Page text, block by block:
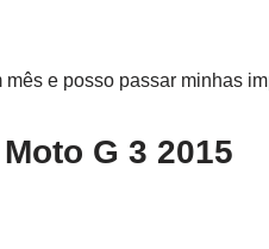
e posso passar minhas
G 3 2015